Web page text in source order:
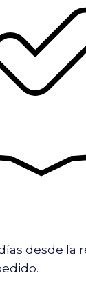
desde la